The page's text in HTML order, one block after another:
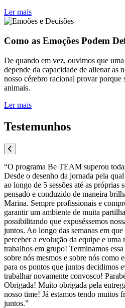
Ler mais
Como as Emoções Podem
De quando em vez, ouvimos que
depende da capacidade de alienar as
nosso cérebro racional provar porque
animais.
Ler mais
Testemunhos
“O programa Be TEAM superou
Desde o desenho da jornada pela
ao longo de 5 sessões até as próprias
pensado e conduzido de maneira
Marina. Sempre profissionais e
garantir um ambiente de muita
possibilitando que expuséssemos
juntos. Ao longo das semanas em que
perceber a evolução da equipe e uma
trabalhos em grupo! Terminamos
sobre nós mesmos e sobre nós como
para os pontos que juntos decidimos
trabalhar novamente convosco!
Obrigada! Muito obrigada pela
nosso time! Já estamos tendo muitos
juntos.”